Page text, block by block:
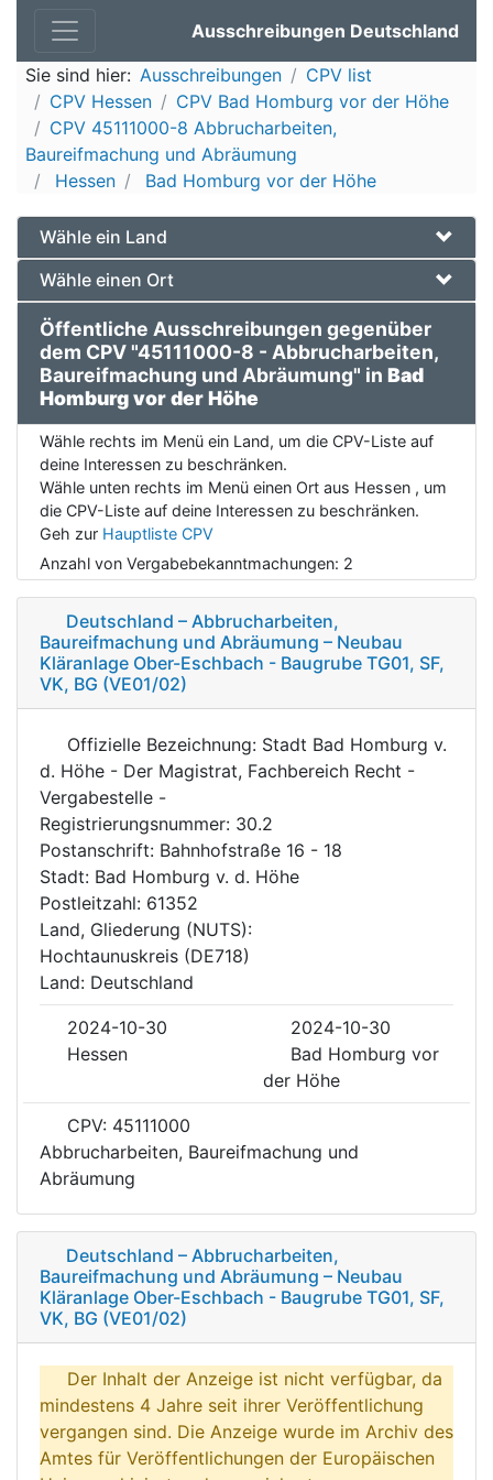
Ausschreibungen Deutschland
Sie sind hier: Ausschreibungen
CPV list
CPV Hessen
CPV Bad Homburg vor der Höhe
CPV 45111000-8 Abbrucharbeiten,
Baureifmachung und Abräumung
Hessen
Bad Homburg vor der Höhe
Wähle ein Land
Wähle einen Ort
Öffentliche Ausschreibungen gegenüber
dem CPV "45111000-8 - Abbrucharbeiten,
Baureifmachung und Abräumung" in Bad
Homburg vor der Höhe
Wähle rechts im Menü ein Land, um die CPV-Liste auf
deine Interessen zu beschränken.
Wähle unten rechts im Menü einen Ort aus Hessen , um
die CPV-Liste auf deine Interessen zu beschränken.
Geh zur Hauptliste CPV
Anzahl von Vergabebekanntmachungen: 2
Deutschland – Abbrucharbeiten,
Baureifmachung und Abräumung – Neubau
Kläranlage Ober-Eschbach - Baugrube TG01, SF,
VK, BG (VE01/02)
Offizielle Bezeichnung: Stadt Bad Homburg v.
d. Höhe - Der Magistrat, Fachbereich Recht -
Vergabestelle -
Registrierungsnummer: 30.2
Postanschrift: Bahnhofstraße 16 - 18
Stadt: Bad Homburg v. d. Höhe
Postleitzahl: 61352
Land, Gliederung (NUTS):
Hochtaunuskreis (DE718)
Land: Deutschland
2024-10-30
2024-10-30
Hessen
Bad Homburg vor
der Höhe
CPV: 45111000
Abbrucharbeiten, Baureifmachung und
Abräumung
Deutschland – Abbrucharbeiten,
Baureifmachung und Abräumung – Neubau
Kläranlage Ober-Eschbach - Baugrube TG01, SF,
VK, BG (VE01/02)
Der Inhalt der Anzeige ist nicht verfügbar, da
mindestens 4 Jahre seit ihrer Veröffentlichung
vergangen sind. Die Anzeige wurde im Archiv des
Amtes für Veröffentlichungen der Europäischen